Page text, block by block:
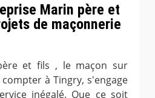
Marin père et
de maçonnerie
et fils , le maçon sur
à Tingry, s'engage
inégalé. Que ce soit